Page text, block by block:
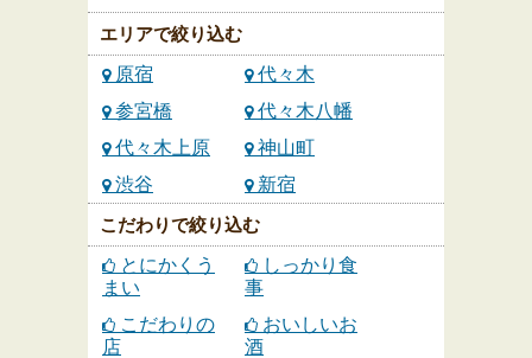
エリアで絞り込む
原宿
代々木
参宮橋
代々木八幡
代々木上原
神山町
渋谷
新宿
こだわりで絞り込む
とにかくう
まい
しっかり食
事
こだわりの
店
おいしいお
酒